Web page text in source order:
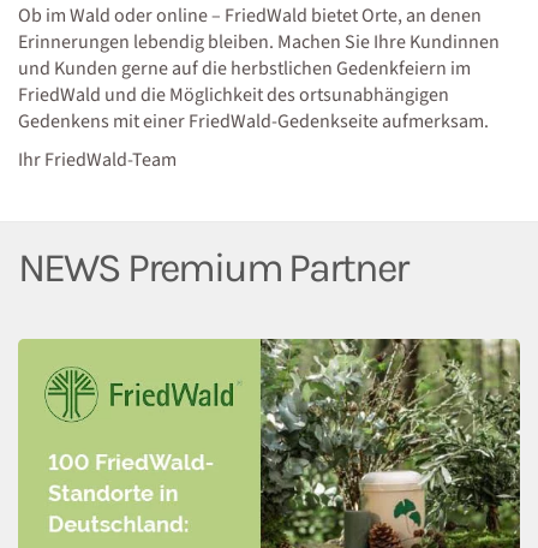
Ob im Wald oder online – FriedWald bietet Orte, an denen
Erinnerungen lebendig bleiben. Machen Sie Ihre Kundinnen
und Kunden gerne auf die herbstlichen Gedenkfeiern im
FriedWald und die Möglichkeit des ortsunabhängigen
Gedenkens mit einer FriedWald-Gedenkseite aufmerksam.
Ihr FriedWald-Team
NEWS Premium Partner